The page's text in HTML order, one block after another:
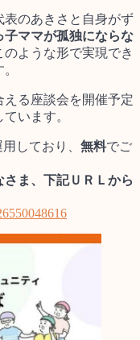
表のあきさと自身がず
子ママが孤独にならな
のような形で実現でき
る座談会を開催予定
います。
しており、 無料でご
ま、下記ＵＲＬから